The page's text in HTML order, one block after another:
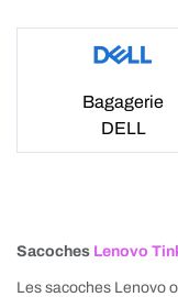
Bagagerie
DELL
Sacoches Lenovo
Les sacoches Lenovo